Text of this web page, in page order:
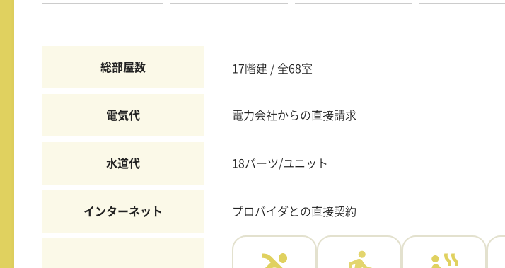
総部屋数 17階建 / 全68室
電気代 電力会社からの直接請求
水道代 18バーツ/ユニット
インターネット プロバイダとの直接契約